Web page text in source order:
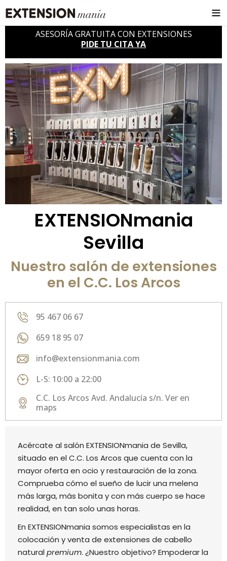
ASESORÍA GRATUITA CON EXTENSIONES
PIDE TU CITA YA
EXTENSIONmania
Sevilla
Nuestro salón de extensiones
en el C.C. Los Arcos
95 467 06 67
659 18 95 07
info@extensionmania.com
L-S: 10:00 a 22:00
C.C. Los Arcos Avd. Andalucía s/n. Ver en
maps
Acércate al salón EXTENSIONmania de Sevilla,
situado en el C.C. Los Arcos que cuenta con la
mayor oferta en ocio y restauración de la zona.
Comprueba cómo el sueño de lucir una melena
más larga, más bonita y con más cuerpo se hace
realidad, en tan solo unas horas.
En EXTENSIONmania somos especialistas en la
colocación y venta de extensiones de cabello
naturalpremium. ¿Nuestro objetivo? Empoderar la